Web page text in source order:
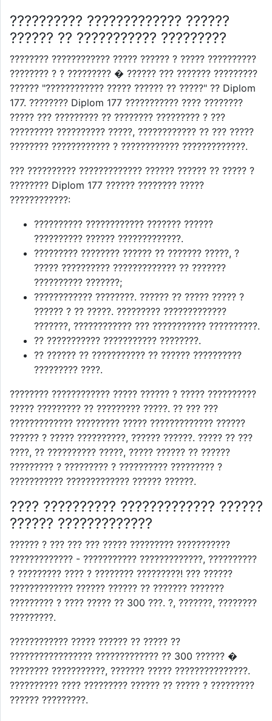
?????????? ????????????? ??????
?????? ?? ??????????? ?????????
???????? ???????????? ????? ?????? ? ????? ??????????
???????? ? ? ????????? � ?????? ??? ??????? ?????????
?????? "???????????? ????? ?????? ?? ?????" ?? Diplom
177. ???????? Diplom 177 ??????????? ???? ????????
????? ??? ????????? ?? ???????? ????????? ? ???
????????? ?????????? ?????, ???????????? ?? ??? ?????
???????? ???????????? ? ???????????? ?????????????.
??? ?????????? ????????????? ?????? ?????? ?? ????? ?
???????? Diplom 177 ?????? ???????? ?????
????????????:
?????????? ???????????? ??????? ??????
?????????? ?????? ?????????????.
????????? ???????? ?????? ?? ??????? ?????, ?
????? ?????????? ????????????? ?? ???????
?????????? ???????;
???????????? ????????. ?????? ?? ????? ????? ?
?????? ? ?? ?????. ????????? ?????????????
???????, ???????????? ??? ??????????? ??????????.
?? ??????????? ??????????? ????????.
?? ?????? ?? ??????????? ?? ?????? ??????????
????????? ????.
???????? ???????????? ????? ?????? ? ????? ??????????
????? ????????? ?? ????????? ?????. ?? ??? ???
????????????? ????????? ????? ????????????? ??????
?????? ? ????? ??????????, ?????? ??????. ????? ?? ???
????, ?? ?????????? ?????, ????? ?????? ?? ??????
????????? ? ????????? ? ?????????? ????????? ?
??????????? ????????????? ?????? ??????.
???? ?????????? ????????????? ??????
?????? ?????????????
?????? ? ??? ??? ??? ????? ????????? ???????????
????????????? - ??????????? ?????????????, ??????????
? ????????? ???? ? ???????? ?????????! ??? ??????
????????????? ?????? ?????? ?? ??????? ???????
????????? ? ???? ????? ?? 300 ???. ?, ???????, ????????
?????????.
???????????? ????? ?????? ?? ????? ??
????????????????? ????????????? ?? 300 ?????? �
???????? ???????????, ??????? ????? ???????????????.
?????????? ???? ????????? ?????? ?? ????? ? ?????????
?????? ?????????.